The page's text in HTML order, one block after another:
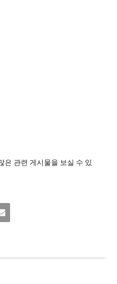
은 관련 게시물을 보실 수 있